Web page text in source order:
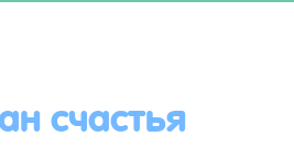
счастья